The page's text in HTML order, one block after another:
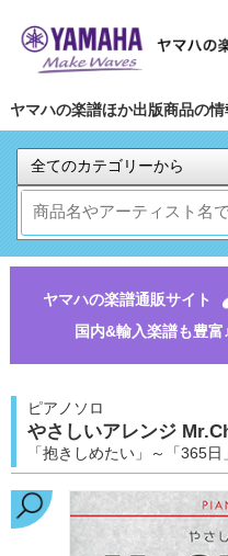
ヤマハの楽譜ほか出版商品の情
ヤマハの楽譜通販サイト
国内&輸入楽譜も豊富
ピアノソロ
やさしいアレンジ
「抱きしめたい」～「365日」